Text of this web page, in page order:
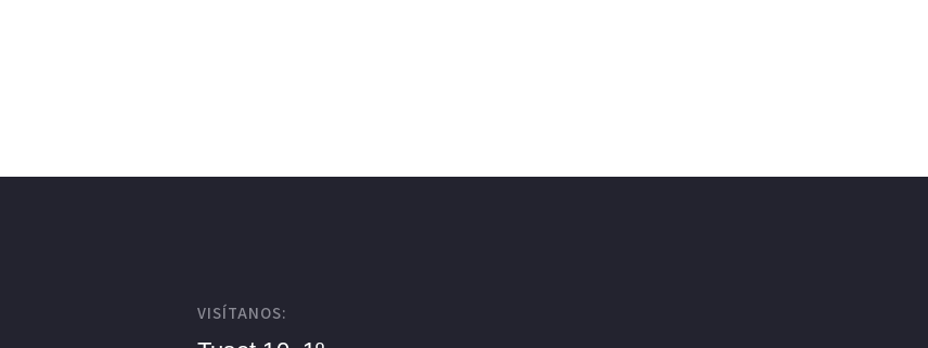
VISÍTANOS: